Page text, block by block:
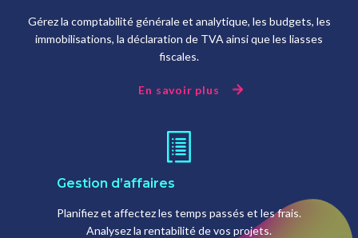
Gérez la comptabilité générale et analytique, les budgets, les
immobilisations, la déclaration de TVA ainsi que les liasses
fiscales.
En savoir plus
Gestion d’affaires
Planifiez et affectez les temps passés et les frais.
Analysez la rentabilité de vos projets.